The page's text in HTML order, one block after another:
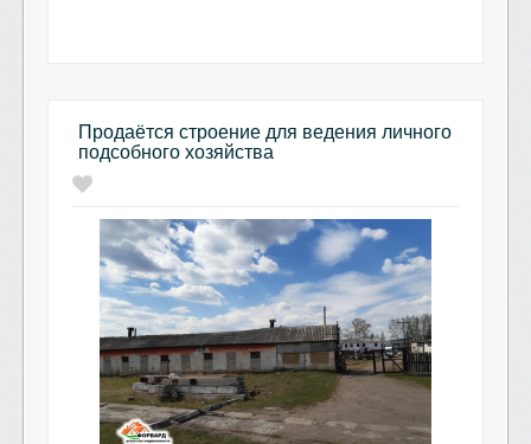
Продаётся строение для ведения личного
подсобного хозяйства